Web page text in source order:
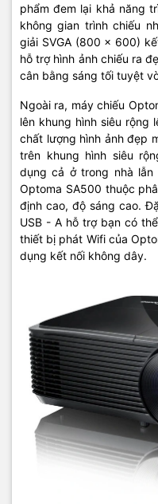
phẩm đem lại khả năng
không gian trình chiếu
giải SVGA (800 x 600)
hỗ trợ hình ảnh chiếu ra
cân bằng sáng tối tuyệt
Ngoài ra, máy chiếu
lên khung hình siêu rộng
chất lượng hình ảnh đẹp
trên khung hình siêu
dụng cả ở trong nhà lẫn
Optoma SA500 thuộc
định cao, độ sáng cao.
USB - A hỗ trợ bạn có
thiết bị phát Wifi của
dụng kết nối không dây.